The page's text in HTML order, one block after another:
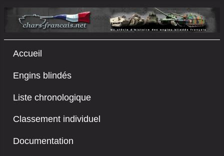
Accueil
Engins blindés
Liste chronologique
Classement individuel
Documentation